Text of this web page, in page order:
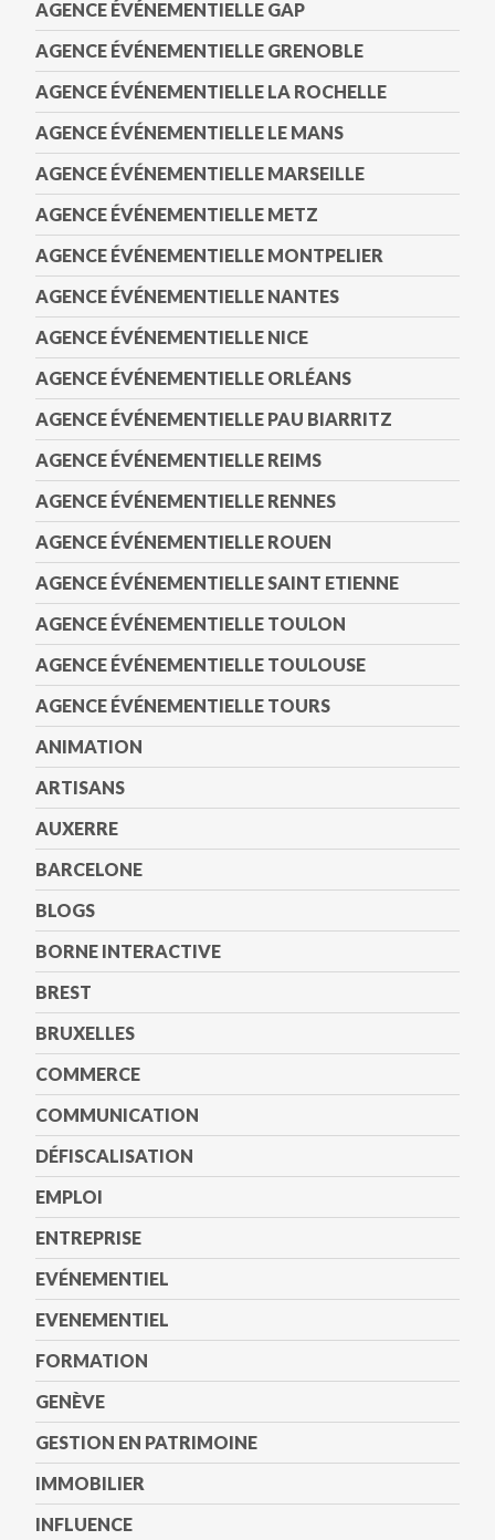
AGENCE ÉVÉNEMENTIELLE GAP
AGENCE ÉVÉNEMENTIELLE GRENOBLE
AGENCE ÉVÉNEMENTIELLE LA ROCHELLE
AGENCE ÉVÉNEMENTIELLE LE MANS
AGENCE ÉVÉNEMENTIELLE MARSEILLE
AGENCE ÉVÉNEMENTIELLE METZ
AGENCE ÉVÉNEMENTIELLE MONTPELIER
AGENCE ÉVÉNEMENTIELLE NANTES
AGENCE ÉVÉNEMENTIELLE NICE
AGENCE ÉVÉNEMENTIELLE ORLÉANS
AGENCE ÉVÉNEMENTIELLE PAU BIARRITZ
AGENCE ÉVÉNEMENTIELLE REIMS
AGENCE ÉVÉNEMENTIELLE RENNES
AGENCE ÉVÉNEMENTIELLE ROUEN
AGENCE ÉVÉNEMENTIELLE SAINT ETIENNE
AGENCE ÉVÉNEMENTIELLE TOULON
AGENCE ÉVÉNEMENTIELLE TOULOUSE
AGENCE ÉVÉNEMENTIELLE TOURS
ANIMATION
ARTISANS
AUXERRE
BARCELONE
BLOGS
BORNE INTERACTIVE
BREST
BRUXELLES
COMMERCE
COMMUNICATION
DÉFISCALISATION
EMPLOI
ENTREPRISE
EVÉNEMENTIEL
EVENEMENTIEL
FORMATION
GENÈVE
GESTION EN PATRIMOINE
IMMOBILIER
INFLUENCE